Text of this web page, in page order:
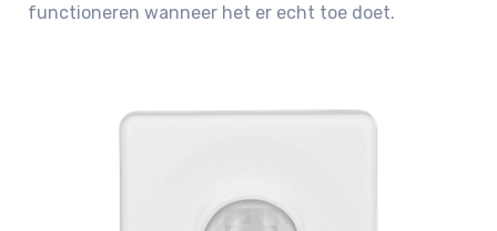
functioneren wanneer het er echt toe doet.